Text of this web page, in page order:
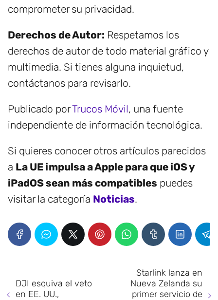
comprometer su privacidad.
Derechos de Autor: Respetamos los
derechos de autor de todo material gráfico y
multimedia. Si tienes alguna inquietud,
contáctanos para revisarlo.
Publicado porTrucos Móvil, una fuente
independiente de información tecnológica.
Si quieres conocer otros artículos parecidos
a La UE impulsa a Apple para que iOS y
iPadOS sean más compatibles puedes
visitar la categoría Noticias.
DJI esquiva el veto
en EE. UU.,
Starlink lanza en
Nueva Zelanda su
primer servicio de